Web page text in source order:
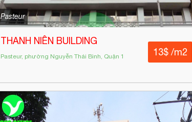
Pasteur
THANH NIÊN BUILDING
Pasteur, phường Nguyễn Thái Bình, Quận 1 13$ /m2